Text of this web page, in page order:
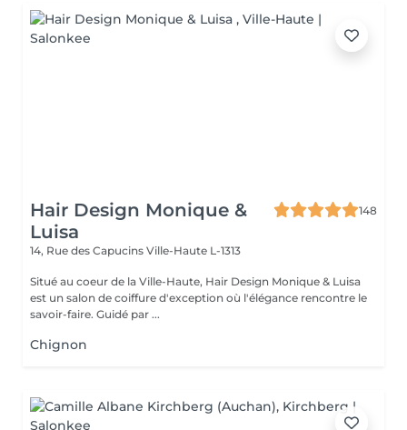
Hair Design Monique &
Luisa
148
14, Rue des Capucins Ville-Haute L-1313
Situé au coeur de la Ville-Haute, Hair Design Monique & Luisa
est un salon de coiffure d'exception où l'élégance rencontre le
savoir-faire. Guidé par ...
Chignon